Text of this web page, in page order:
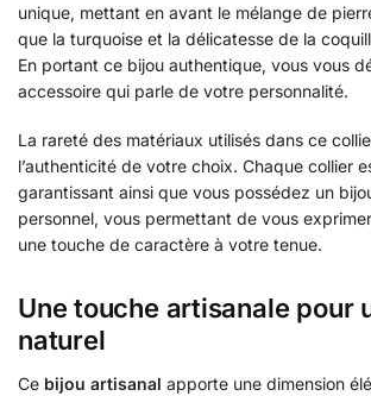
unique, mettant en avant le mélange de
que la turquoise et la délicatesse de la
En portant ce bijou authentique, vous vous
accessoire qui parle de votre personnalité.
La rareté des matériaux utilisés dans ce
l’authenticité de votre choix. Chaque collier
garantissant ainsi que vous possédez un
personnel, vous permettant de vous
une touche de caractère à votre tenue.
Une touche artisanale pour
naturel
Ce bijou artisanal apporte une dimension